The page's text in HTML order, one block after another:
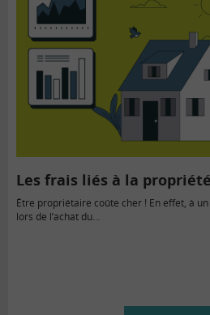
Les frais liés à la propriété
Être propriétaire coûte cher ! En effet, à
lors de l’achat du…